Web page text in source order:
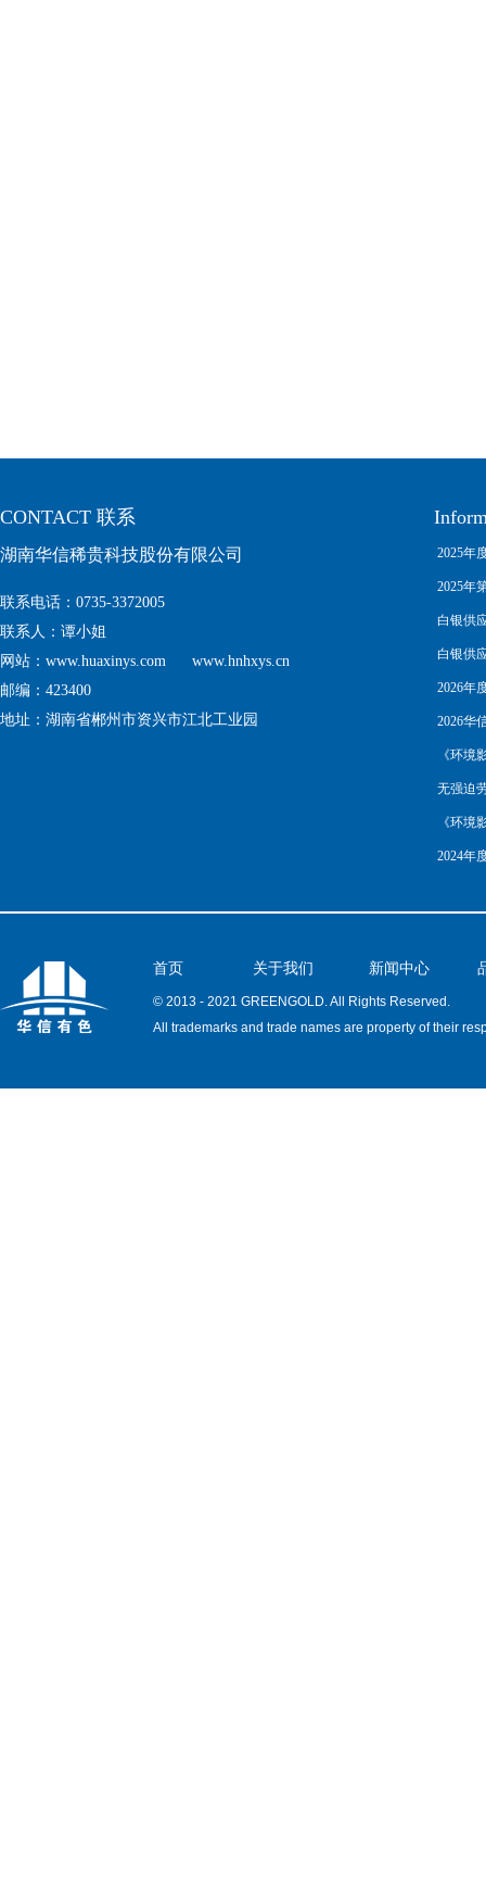
湖南华信稀贵科技股份有限公司
联系电话 ：0735-3372005
联系人：谭小姐
网站：www.huaxinys.com www.hnhxys.cn
邮编：423400
地址：湖南省郴州市资兴市江北工业园
CONTACT 联系
© 2013 - 2021 GREENGOLD. All Rights Reserved.
All trademarks and trade names are property of their
首页 关于我们 新闻中心
2025年
2025年
白银供
白银供
2026年
2026华
about
《环境
无强迫
《环境
2024年